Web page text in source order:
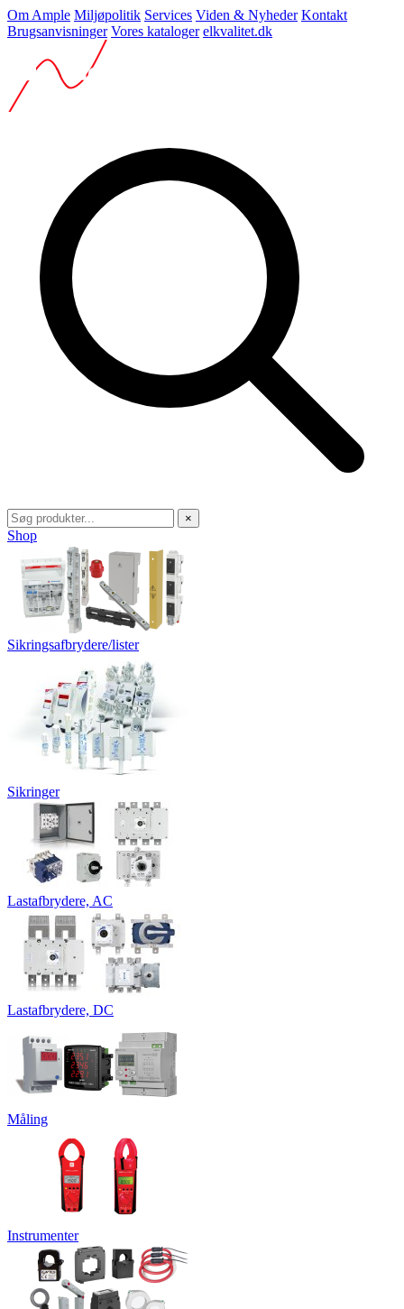
Om Ample Miljøpolitik Services Viden & Nyheder Kontakt
Brugsanvisninger Vores kataloger elkvalitet.dk
×
Shop
Sikringsafbrydere/lister
Sikringer
Lastafbrydere, AC
Lastafbrydere, DC
Måling
Instrumenter